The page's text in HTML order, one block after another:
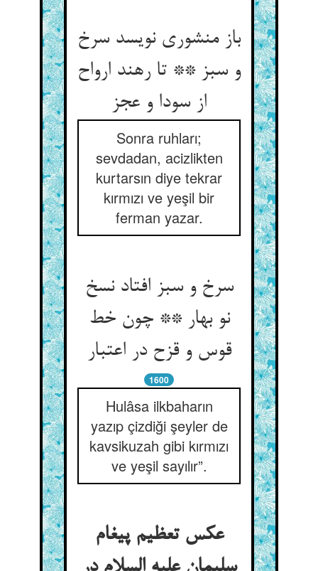
باز منشوری نویسد سرخ
و سبز ** تا رهند ارواح
از سودا و عجز
Sonra ruhları;
sevdadan, acizlikten
kurtarsın diye tekrar
kırmızı ve yeşil bir
ferman yazar.
سرخ و سبز افتاد نسخ
نو بهار ** چون خط
قوس و قزح در اعتبار
1600
Hulâsa ilkbaharın
yazıp çizdiği şeyler de
kavsikuzah gibi kırmızı
ve yeşil sayılır”.
عکس تعظیم پیغام